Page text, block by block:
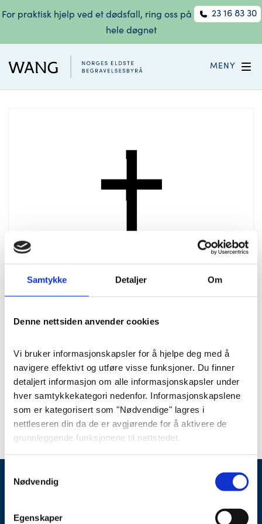
Samtykke Detaljer Om
Denne nettsiden anvender cookies
Vi bruker informasjonskapsler for å hjelpe deg med å
navigere effektivt og utføre visse funksjoner. Du finner
detaljert informasjon om alle informasjonskapsler under
hver samtykkekategori nedenfor. Informasjonskapslene
som er kategorisert som "Nødvendige" lagres i
nettleseren din da de er avgjørende for å aktivere de
grunnleggende funksjonene til nettstedet.
hjelper oss med å analysere hvordan du bruker denne
nettsiden, lagrer innstillingene dine og angir innhold og
informasjonskapslene vil kun bli lagret i nettleseren din
Nødvendig
Egenskaper
For praktisk hjelp ved et dødsfall, ring oss på
23 16 83 30
hele døgnet
MENY
Ornament 24
Varenummer: orn024